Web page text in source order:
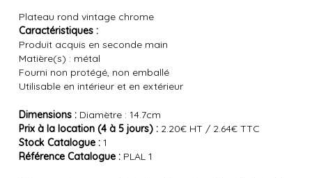
Plateau rond vintage chrome
Caractéristiques :
Produit acquis en seconde main
Matière(s) : métal
Fourni non protégé, non emballé
Utilisable en intérieur et en extérieur
Dimensions :Diamètre : 14.7cm
Prix à la location (4 à 5 jours) :2.20€ HT / 2.64€ TTC
Stock Catalogue :1
Référence Catalogue :PLAL 1